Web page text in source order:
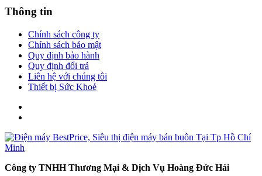
Thông tin
Chính sách công ty
Chính sách bảo mật
Quy định bảo hành
Quy định đổi trả
Liên hệ với chúng tôi
Thiết bị Sức Khoẻ
Công ty TNHH Thương Mại & Dịch Vụ Hoàng Đức Hải